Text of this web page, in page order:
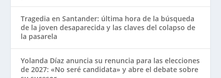
Tragedia en Santander: última hora de la búsqueda
de la joven desaparecida y las claves del colapso de
la pasarela
Yolanda Díaz anuncia su renuncia para las elecciones
de 2027: «No seré candidata» y abre el debate sobre